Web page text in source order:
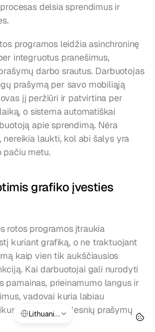
delsia sprendimus ir
programos leidžia asinchroninę
integruotus pranešimus,
darbo srautus. Darbuotojas
prašymą per savo mobiliąją
jį peržiūri ir patvirtina per
o sistema automatiškai
apie sprendimą. Nėra
nereikia laukti, kol abi šalys yra
pačiu metu.
grafiko įvesties
rotos programos įtraukia
kuriant grafiką, o ne traktuojant
kaip vien tik aukščiausios
Kai darbuotojai gali nurodyti
pamainas, prieinamumo langus ir
vadovai kuria labiau
su mažiau vėlesnių prašymų
Lithuanian